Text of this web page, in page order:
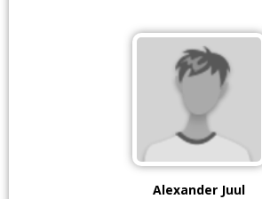
Alexander Juul